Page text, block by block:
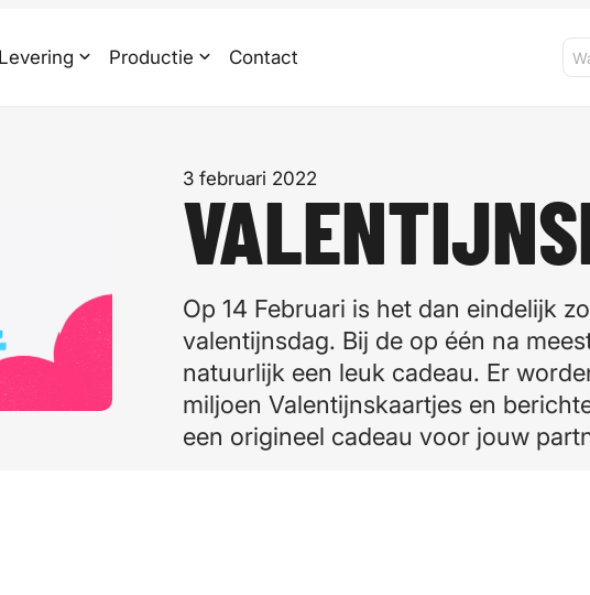
Levering Productie Contact
3 februari 2022
Op 14 Februari is het dan eindelijk
valentijnsdag. Bij de op één na
natuurlijk een leuk cadeau. Er
miljoen Valentijnskaartjes en
een origineel cadeau voor jouw